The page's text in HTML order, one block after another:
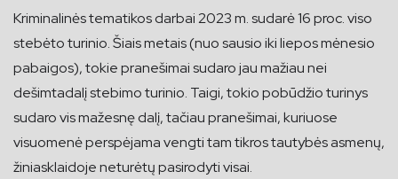
Kriminalinės tematikos darbai 2023 m. sudarė 16 proc. viso
stebėto turinio. Šiais metais (nuo sausio iki liepos mėnesio
pabaigos), tokie pranešimai sudaro jau mažiau nei
dešimtadalį stebimo turinio. Taigi, tokio pobūdžio turinys
sudaro vis mažesnę dalį, tačiau pranešimai, kuriuose
visuomenė perspėjama vengti tam tikros tautybės asmenų,
žiniasklaidoje neturėtų pasirodyti visai.